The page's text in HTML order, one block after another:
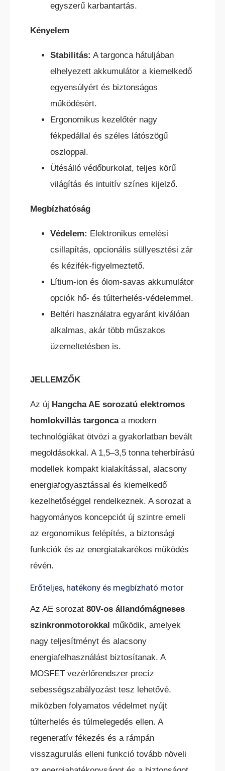
DÍZEL/GÁZÜZEMŰ HOMLOKVILLÁS
TARGONCA
TEREPES HOMLOKVILLÁS
TARGONCA
VONTATÓ
TARGONCA
HC ÖNJÁRÓ KAROS/OSZLOPOS
HASZNÁLT TARGONCÁK
AKCIÓS
egyszerű karbantartás.
Kényelem
Stabilitás: A targonca hátuljában
elhelyezett akkumulátor a kiemelkedő
egyensúlyért és biztonságos
működésért.
Ergonomikus kezelőtér nagy
fékpedállal és széles látószögű
oszloppal.
Ütésálló védőburkolat, teljes körű
világítás és intuitív színes kijelző.
Megbízhatóság
Védelem: Elektronikus emelési
csillapítás, opcionális süllyesztési zár
és kézifék-figyelmeztető.
Lítium-ion és ólom-savas akkumulátor
opciók hő- és túlterhelés-védelemmel.
Beltéri használatra egyaránt kiválóan
alkalmas, akár több műszakos
üzemeltetésben is.
JELLEMZŐK
Az új Hangcha AE sorozatú elektromos
homlokvillás targoncaa modern
technológiákat ötvözi a gyakorlatban bevált
megoldásokkal. A 1,5–3,5 tonna teherbírású
modellek kompakt kialakítással, alacsony
energiafogyasztással és kiemelkedő
kezelhetőséggel rendelkeznek. A sorozat a
hagyományos koncepciót új szintre emeli
az ergonomikus felépítés, a biztonsági
funkciók és az energiatakarékos működés
révén.
Erőteljes, hatékony és megbízható motor
Az AE sorozat 80V-os állandómágneses
szinkronmotorokkal működik, amelyek
nagy teljesítményt és alacsony
energiafelhasználást biztosítanak. A
MOSFET vezérlőrendszer precíz
sebességszabályozást tesz lehetővé,
miközben folyamatos védelmet nyújt
túlterhelés és túlmelegedés ellen. A
regeneratív fékezés és a rámpán
visszagurulás elleni funkció tovább növeli